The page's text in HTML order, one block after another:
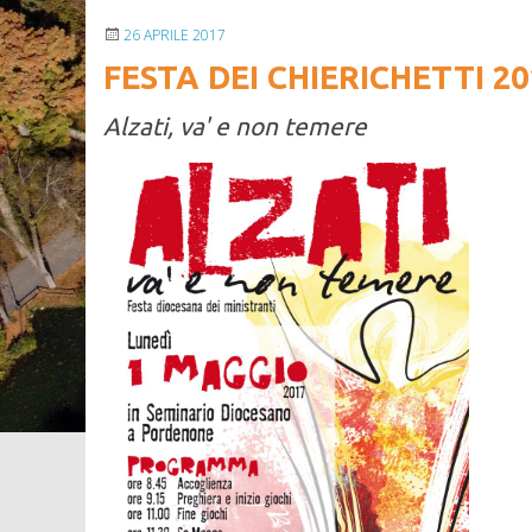
26 APRILE 2017
FESTA DEI CHIERICHETTI
Alzati, va' e non temere